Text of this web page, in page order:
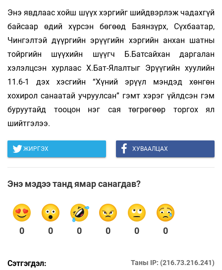
Энэ явдлаас хойш шүүх хэргийг шийдвэрлэж чадахгүй
байсаар өдий хүрсэн бөгөөд Баянзүрх, Сүхбаатар,
Чингэлтэй дүүргийн эрүүгийн хэргийн анхан шатны
тойргийн шүүхийн шүүгч Б.Батсайхан даргалан
хэлэлцсэн хурлаас Х.Бат-Ялалтыг Эрүүгийн хуулийн
11.6-1 дэх хэсгийн “Хүний эрүүл мэндэд хөнгөн
хохирол санаатай учруулсан” гэмт хэрэг үйлдсэн гэм
буруутайд тооцон нэг сая төгрөгөөр торгох ял
шийтгэлээ.
ЖИРГЭХ ХУВААЛЦАХ
Энэ мэдээ танд ямар санагдав?
0 0 0 0 0 0
Сэтгэгдэл: Таны IP: (216.73.216.241)